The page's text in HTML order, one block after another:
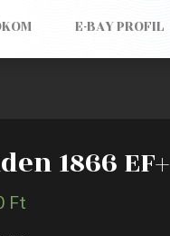
E-BAY PROFIL
1866 EF+
Ft